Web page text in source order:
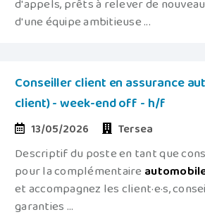
d'appels, prêts à relever de
d'une équipe ambitieuse ...
Conseiller client en assurance
client) - week-end off - h/f
13/05/2026 Tersea
Descriptif du poste en tant que
pour la complémentaire
et accompagnez les client·e·s,
garanties ...